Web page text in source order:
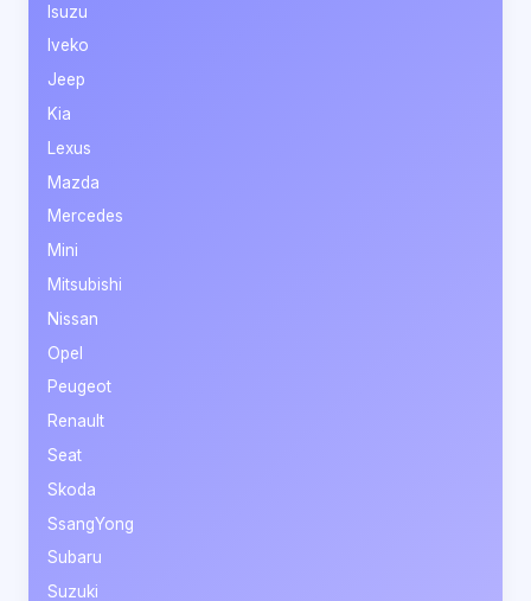
Isuzu
Iveko
Jeep
Kia
Lexus
Mazda
Mercedes
Mini
Mitsubishi
Nissan
Opel
Peugeot
Renault
Seat
Skoda
SsangYong
Subaru
Suzuki